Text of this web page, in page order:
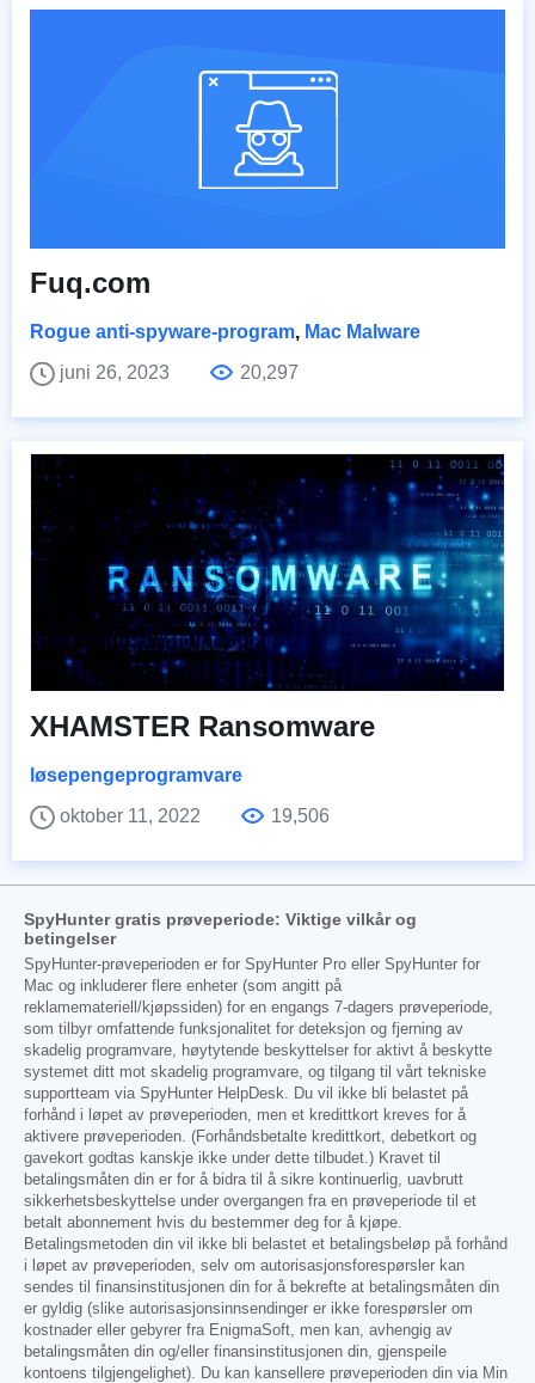
Fuq.com
Rogue anti-spyware-program, Mac Malware
juni 26, 2023
20,297
XHAMSTER Ransomware
løsepengeprogramvare
oktober 11, 2022
19,506
SpyHunter gratis prøveperiode: Viktige vilkår og
betingelser
SpyHunter-prøveperioden er for SpyHunter Pro eller SpyHunter for
Mac og inkluderer flere enheter (som angitt på
reklamemateriell/kjøpssiden) for en engangs 7-dagers prøveperiode,
som tilbyr omfattende funksjonalitet for deteksjon og fjerning av
skadelig programvare, høytytende beskyttelser for aktivt å beskytte
systemet ditt mot skadelig programvare, og tilgang til vårt tekniske
supportteam via SpyHunter HelpDesk. Du vil ikke bli belastet på
forhånd i løpet av prøveperioden, men et kredittkort kreves for å
aktivere prøveperioden. (Forhåndsbetalte kredittkort, debetkort og
gavekort godtas kanskje ikke under dette tilbudet.) Kravet til
betalingsmåten din er for å bidra til å sikre kontinuerlig, uavbrutt
sikkerhetsbeskyttelse under overgangen fra en prøveperiode til et
betalt abonnement hvis du bestemmer deg for å kjøpe.
Betalingsmetoden din vil ikke bli belastet et betalingsbeløp på forhånd
i løpet av prøveperioden, selv om autorisasjonsforespørsler kan
sendes til finansinstitusjonen din for å bekrefte at betalingsmåten din
er gyldig (slike autorisasjonsinnsendinger er ikke forespørsler om
kostnader eller gebyrer fra EnigmaSoft, men kan, avhengig av
betalingsmåten din og/eller finansinstitusjonen din, gjenspeile
kontoens tilgjengelighet). Du kan kansellere prøveperioden din via Min